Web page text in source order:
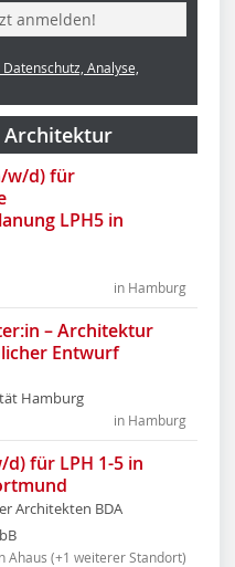
anmelden!
Analyse,
w/d) für
LPH5 in
in Hamburg
– Architektur
Entwurf
Hamburg
in Hamburg
für LPH 1-5 in
Architekten BDA
Ahaus (+1 weiterer Standort)